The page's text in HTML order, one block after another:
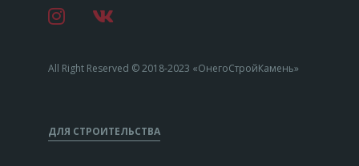
All Right Reserved © 2018-2023 «ОнегоСтройКамень»
ДЛЯ СТРОИТЕЛЬСТВА